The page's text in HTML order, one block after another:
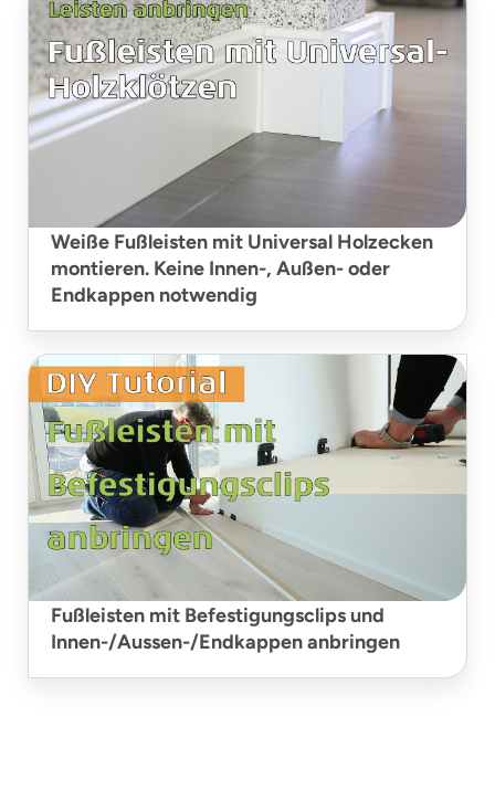
Weiße Fußleisten mit Universal Holzecken
montieren. Keine Innen-, Außen- oder
Endkappen notwendig
Fußleisten mit Befestigungsclips und
Innen-/Aussen-/Endkappen anbringen